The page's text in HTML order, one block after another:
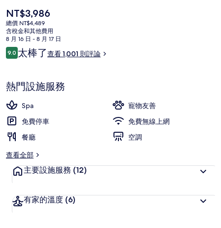
片
集
目
前
的
價
格
是
NT$3,986
總價 NT$4,489
含稅金和其他費用
8 月 16 日 - 8 月 17 日
評
論
9.09.0 分，滿分 10 分，
太棒了查看 1,001 則評論
熱門設施服務
Spa
寵物友善
免費停車
免費無線上網
餐廳
空調
查看全部
主要設施服務 (12)
有家的溫度 (6)